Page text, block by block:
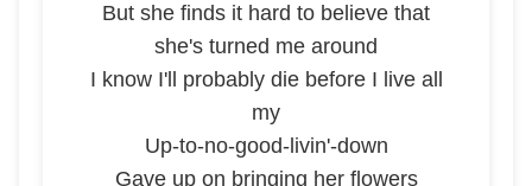
But she finds it hard to believe that
she's turned me around
I know I'll probably die before I live all
my
Up-to-no-good-livin'-down
Gave up on bringing her flowers